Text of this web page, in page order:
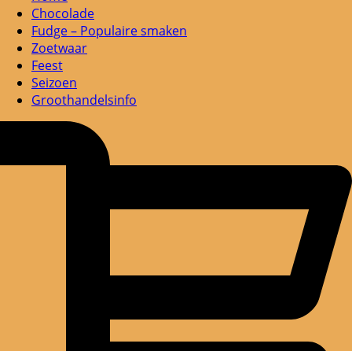
Chocolade
Fudge – Populaire smaken
Zoetwaar
Feest
Seizoen
Groothandelsinfo